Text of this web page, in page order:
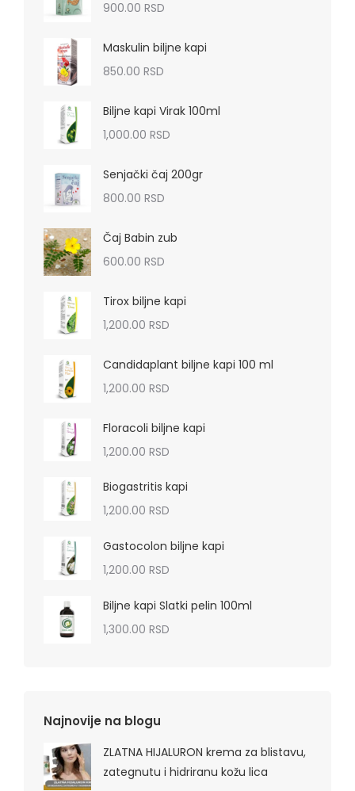
900.00 RSD
Maskulin biljne kapi
850.00 RSD
Biljne kapi Virak 100ml
1,000.00 RSD
Senjački čaj 200gr
800.00 RSD
Čaj Babin zub
600.00 RSD
Tirox biljne kapi
1,200.00 RSD
Candidaplant biljne kapi 100 ml
1,200.00 RSD
Floracoli biljne kapi
1,200.00 RSD
Biogastritis kapi
1,200.00 RSD
Gastocolon biljne kapi
1,200.00 RSD
Biljne kapi Slatki pelin 100ml
1,300.00 RSD
Najnovije na blogu
ZLATNA HIJALURON krema za blistavu,
zategnutu i hidriranu kožu lica